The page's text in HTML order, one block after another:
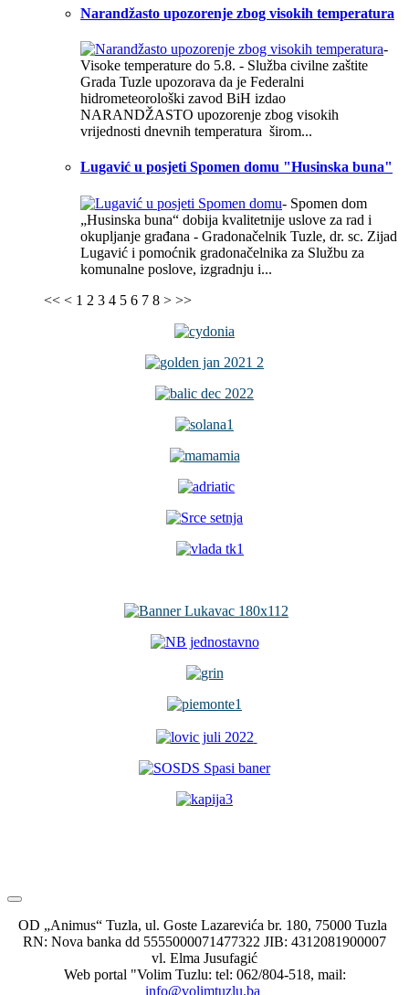
Narandžasto upozorenje zbog visokih temperatura
-
Visoke temperature do 5.8. - Služba civilne zaštite
Grada Tuzle upozorava da je Federalni
hidrometeorološki zavod BiH izdao
NARANDŽASTO upozorenje zbog visokih
vrijednosti dnevnih temperatura širom...
Lugavić u posjeti Spomen domu "Husinska buna"
- Spomen dom
„Husinska buna“ dobija kvalitetnije uslove za rad i
okupljanje građana - Gradonačelnik Tuzle, dr. sc. Zijad
Lugavić i pomoćnik gradonačelnika za Službu za
komunalne poslove, izgradnju i...
<< < 1 2 3 4 5 6 7 8 > >>
OD „Animus“ Tuzla, ul. Goste Lazarevića br. 180, 75000 Tuzla
RN: Nova banka dd 5555000071477322 JIB: 4312081900007
vl. Elma Jusufagić
Web portal "Volim Tuzlu: tel: 062/804-518, mail:
info@volimtuzlu.ba